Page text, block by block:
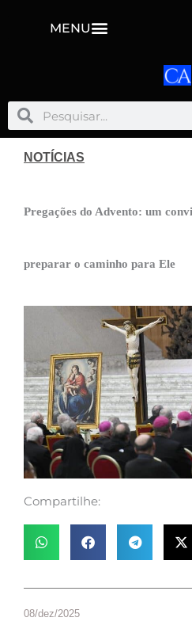
MENU
PesquisarPesquisar
NOTÍCIAS
Pregações do Advento: um
preparar o caminho para Ele
Compartilhe:
08/dez/2025